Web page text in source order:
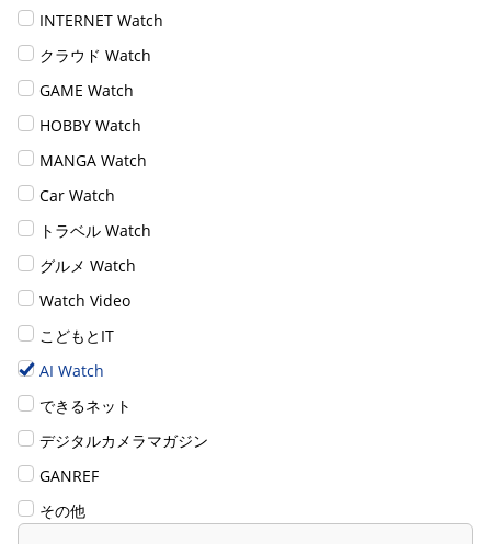
INTERNET Watch
クラウド Watch
GAME Watch
HOBBY Watch
MANGA Watch
Car Watch
トラベル Watch
グルメ Watch
Watch Video
こどもとIT
AI Watch
できるネット
デジタルカメラマガジン
GANREF
その他